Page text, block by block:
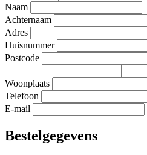
Naam
Achternaam
Adres
Huisnummer
Postcode
Woonplaats
Telefoon
E-mail
Bestelgegevens